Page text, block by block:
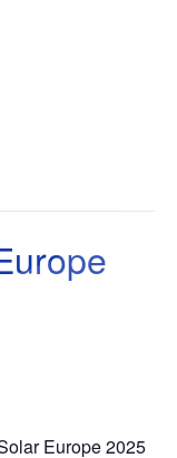
Europe 2025